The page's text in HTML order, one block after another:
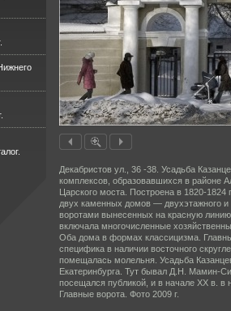
Декабристов ул., 36 -38. Усадьба
комплексов, образовавшихся в районе
Царского моста. Построена в 1820-1824
двух каменных домов — двух­этажного
воротами вынесенных на красную
включала многочисленные
Оба дома в фор­мах классицизма.
специфика в наличии восточного
помещалась молельня. Усадьба
Ека­теринбурга. Тут бывал Д.Н. Мамин-
посещался публикой, и в начале XX в. в
Главные ворота. Фото 2009 г.